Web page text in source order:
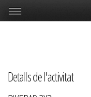
Detalls de l'activitat